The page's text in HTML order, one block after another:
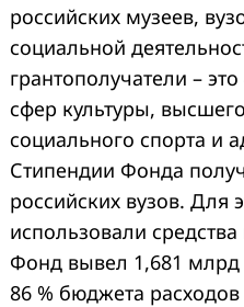
российских музеев,
социальной
грантополучатели –
сфер культуры,
социального спорта и
Стипендии Фонда
российских вузов. Для
использовали
Фонд вывел 1,681 млрд
86 % бюджета